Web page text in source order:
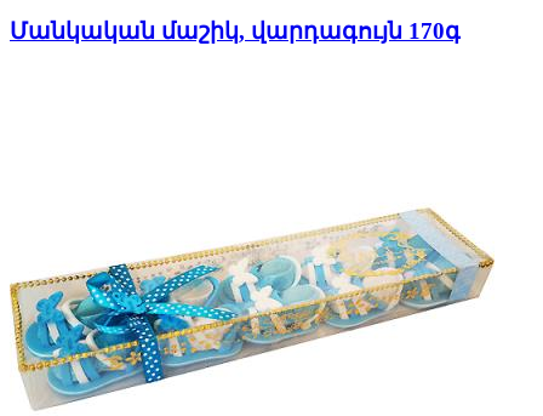
Մանկական մաշիկ, վարդագույն 170գ